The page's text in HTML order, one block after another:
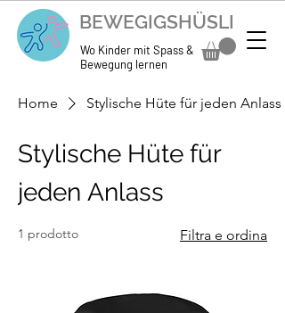
BEWEGIGSHÜSLI
Wo Kinder mit Spass &
Bewegung lernen
Home Stylische Hüte für jeden Anlass
Stylische Hüte für
jeden Anlass
1 prodotto Filtra e ordina